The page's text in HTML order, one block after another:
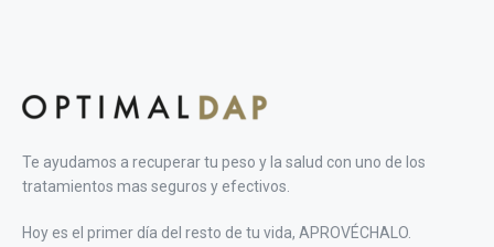
Te ayudamos a recuperar tu peso y la salud con uno de los
tratamientos mas seguros y efectivos.
Hoy es el primer día del resto de tu vida, APROVÉCHALO.